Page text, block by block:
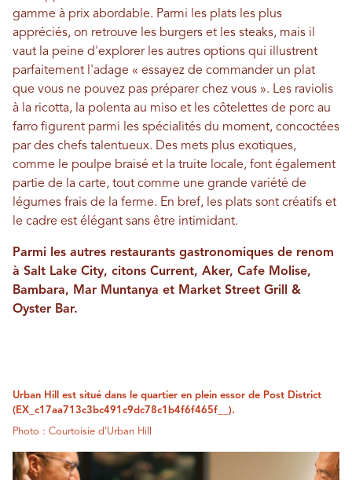
gamme à prix abordable. Parmi les plats les plus
appréciés, on retrouve les burgers et les steaks, mais il
vaut la peine d'explorer les autres options qui illustrent
parfaitement l'adage « essayez de commander un plat
que vous ne pouvez pas préparer chez vous ». Les raviolis
à la ricotta, la polenta au miso et les côtelettes de porc au
farro figurent parmi les spécialités du moment, concoctées
par des chefs talentueux. Des mets plus exotiques,
comme le poulpe braisé et la truite locale, font également
partie de la carte, tout comme une grande variété de
légumes frais de la ferme. En bref, les plats sont créatifs et
le cadre est élégant sans être intimidant.
Parmi les autres restaurants gastronomiques de renom
à Salt Lake City, citons Current, Aker, Cafe Molise,
Bambara, Mar Muntanya et Market Street Grill &
Oyster Bar.
Urban Hill est situé dans le quartier en plein essor de Post District
(EX_c17aa713c3bc491c9dc78c1b4f6f465f__).
Photo : Courtoisie d'Urban Hill